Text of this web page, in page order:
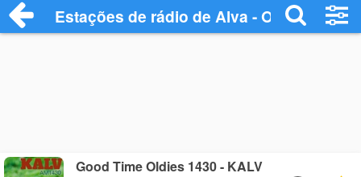
Estações de rádio de Alva - Ouça Online
Good Time Oldies 1430 - KALV